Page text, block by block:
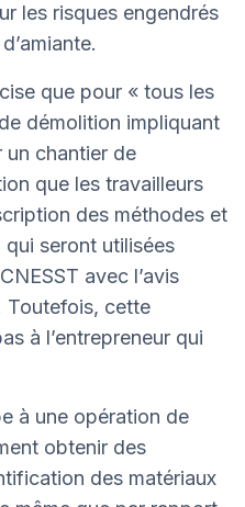
les risques engendrés
que pour « tous les
démolition impliquant
un chantier de
que les travailleurs
des méthodes et
seront utilisées
avec l’avis
Toutefois, cette
à l’entrepreneur qui
à une opération de
obtenir des
des matériaux